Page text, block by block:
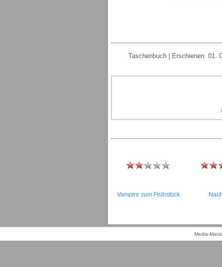
Taschenbuch | Erschienen: 01.
Vampire zum Frühstück
Media-